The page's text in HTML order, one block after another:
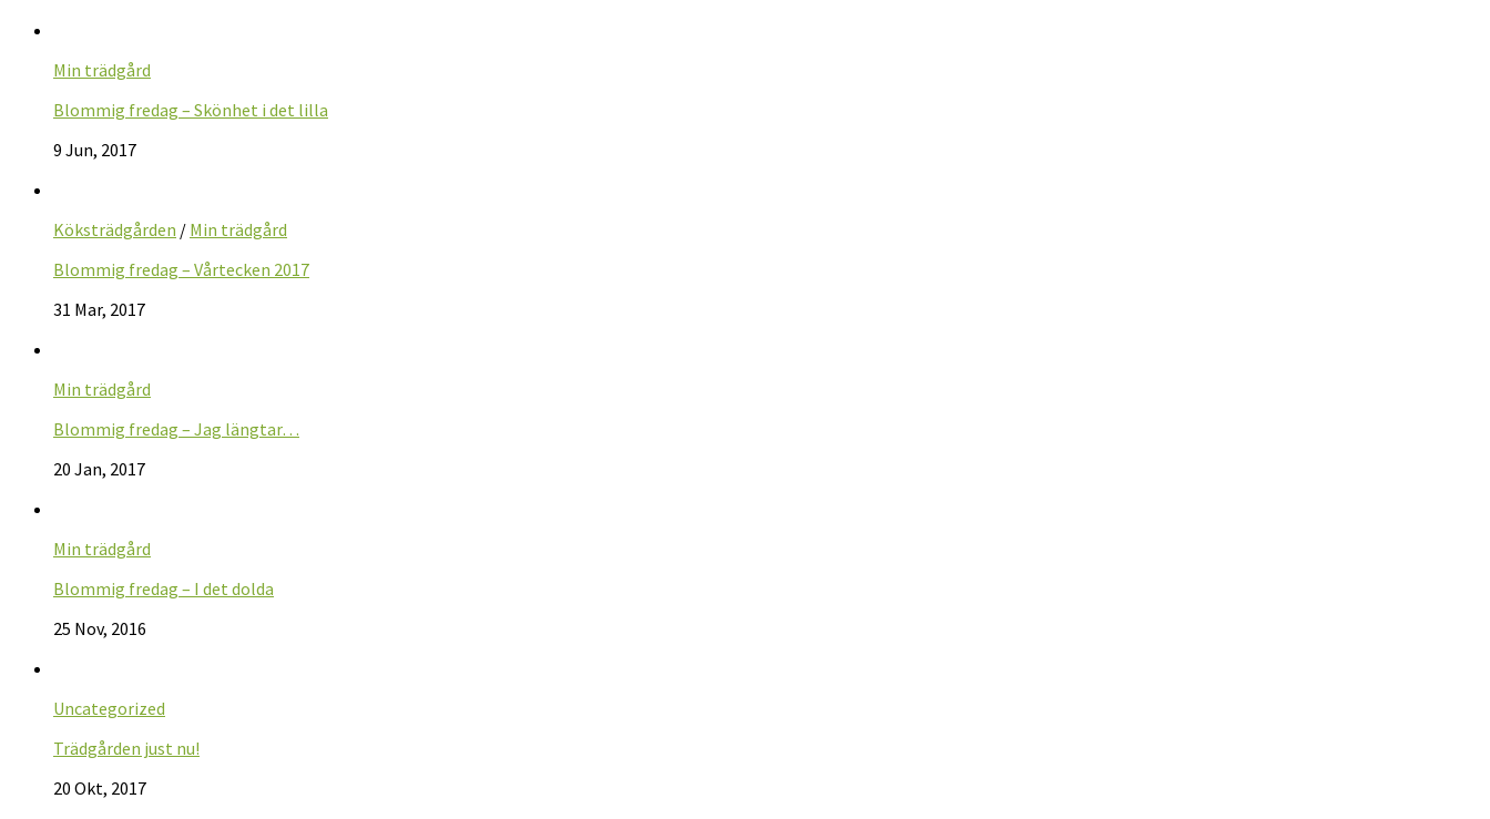
Min trädgård
Blommig fredag – Skönhet i det lilla
9 Jun, 2017
Köksträdgården / Min trädgård
Blommig fredag – Vårtecken 2017
31 Mar, 2017
Min trädgård
Blommig fredag – Jag längtar…
20 Jan, 2017
Min trädgård
Blommig fredag – I det dolda
25 Nov, 2016
Uncategorized
Trädgården just nu!
20 Okt, 2017